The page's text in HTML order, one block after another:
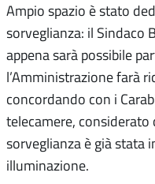
Ampio spazio è stato
sorveglianza: il Sindaco
appena sarà possibile
l’Amministrazione farà
concordando con i
telecamere, considerato
sorveglianza è già stata
illuminazione.